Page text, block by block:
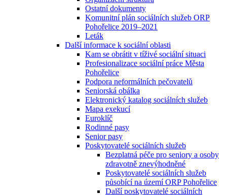
Ostatní dokumenty
Komunitní plán sociálních služeb ORP
Pohořelice 2019–2021
Leták
Další informace k sociální oblasti
Kam se obrátit v tíživé sociální situaci
Profesionalizace sociální práce Města
Pohořelice
Podpora neformálních pečovatelů
Seniorská obálka
Elektronický katalog sociálních služeb
Mapa exekucí
Euroklíč
Rodinné pasy
Senior pasy
Poskytovatelé sociálních služeb
Bezplatná péče pro seniory a osoby
zdravotně znevýhodněné
Poskytovatelé sociálních služeb
působící na území ORP Pohořelice
Další poskytovatelé sociálních